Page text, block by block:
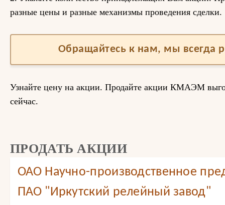
разные цены и разные механизмы проведения сделки.
Обращайтесь к нам, мы всегда
Узнайте цену на акции. Продайте акции КМАЭМ
сейчас.
ПРОДАТЬ АКЦИИ
ОАО Научно-производственное
ПАО "Иркутский релейный завод"